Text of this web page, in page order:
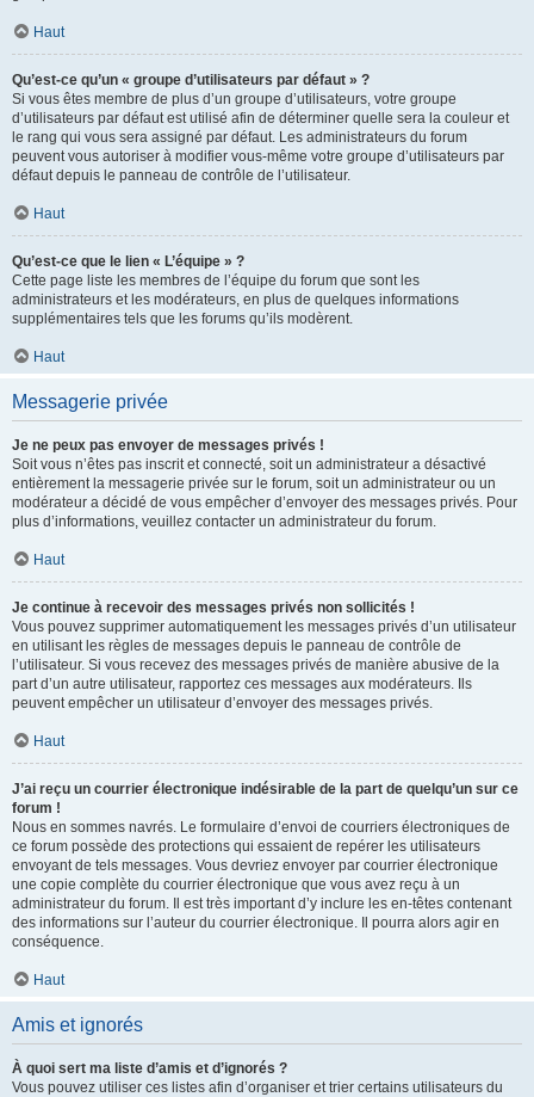
Haut
Qu’est-ce qu’un « groupe d’utilisateurs par défaut » ?
Si vous êtes membre de plus d’un groupe d’utilisateurs, votre groupe
d’utilisateurs par défaut est utilisé afin de déterminer quelle sera la couleur et
le rang qui vous sera assigné par défaut. Les administrateurs du forum
peuvent vous autoriser à modifier vous-même votre groupe d’utilisateurs par
défaut depuis le panneau de contrôle de l’utilisateur.
Haut
Qu’est-ce que le lien « L’équipe » ?
Cette page liste les membres de l’équipe du forum que sont les
administrateurs et les modérateurs, en plus de quelques informations
supplémentaires tels que les forums qu’ils modèrent.
Haut
Messagerie privée
Je ne peux pas envoyer de messages privés !
Soit vous n’êtes pas inscrit et connecté, soit un administrateur a désactivé
entièrement la messagerie privée sur le forum, soit un administrateur ou un
modérateur a décidé de vous empêcher d’envoyer des messages privés. Pour
plus d’informations, veuillez contacter un administrateur du forum.
Haut
Je continue à recevoir des messages privés non sollicités !
Vous pouvez supprimer automatiquement les messages privés d’un utilisateur
en utilisant les règles de messages depuis le panneau de contrôle de
l’utilisateur. Si vous recevez des messages privés de manière abusive de la
part d’un autre utilisateur, rapportez ces messages aux modérateurs. Ils
peuvent empêcher un utilisateur d’envoyer des messages privés.
Haut
J’ai reçu un courrier électronique indésirable de la part de quelqu’un sur ce
forum !
Nous en sommes navrés. Le formulaire d’envoi de courriers électroniques de
ce forum possède des protections qui essaient de repérer les utilisateurs
envoyant de tels messages. Vous devriez envoyer par courrier électronique
une copie complète du courrier électronique que vous avez reçu à un
administrateur du forum. Il est très important d’y inclure les en-têtes contenant
des informations sur l’auteur du courrier électronique. Il pourra alors agir en
conséquence.
Haut
Amis et ignorés
À quoi sert ma liste d’amis et d’ignorés ?
Vous pouvez utiliser ces listes afin d’organiser et trier certains utilisateurs du